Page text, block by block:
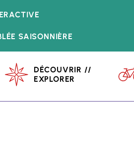
SAISONNIÈRE
DÉCOUVRIR //
EXPLORER
pratiques